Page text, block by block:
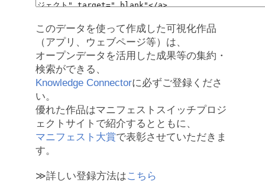
このデータを使って作成した可視化作品
（アプリ、ウェブページ等）は、
オープンデータを活用した成果等の集約・
検索ができる、
Knowledge Connectorに必ずご登録くださ
い。
優れた作品はマニフェストスイッチプロジ
ェクトサイトで紹介するとともに、
マニフェスト大賞で表彰させていただきま
す。
≫詳しい登録方法はこちら